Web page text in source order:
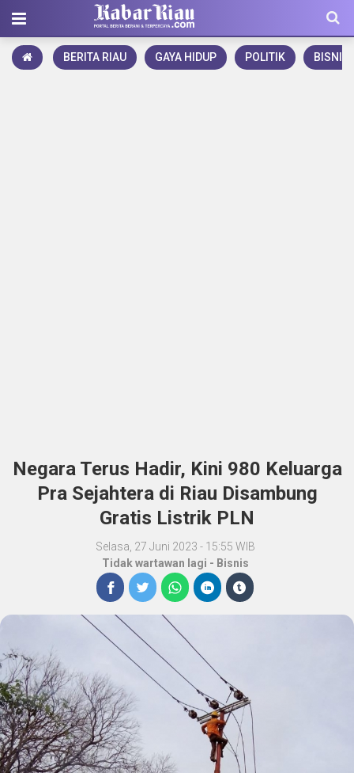
BERITA RIAU GAYA HIDUP POLITIK BISNIS
Negara Terus Hadir, Kini 980 Keluarga
Pra Sejahtera di Riau Disambung
Gratis Listrik PLN
Selasa, 27 Juni 2023 - 15:55 WIB
Tidak wartawan lagi - Bisnis